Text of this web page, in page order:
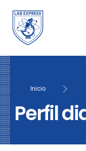
Inicio
Perfil